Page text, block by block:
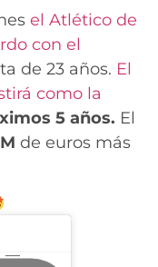
el Atlético de
con el
de 23 años. El
como la
5 años. El
de euros más
—